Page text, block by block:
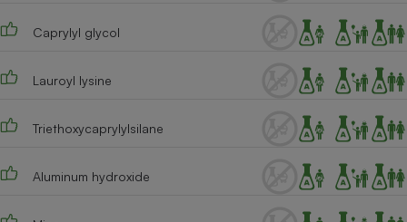
Caprylyl glycol
Lauroyl lysine
Triethoxycaprylylsilane
Aluminum hydroxide